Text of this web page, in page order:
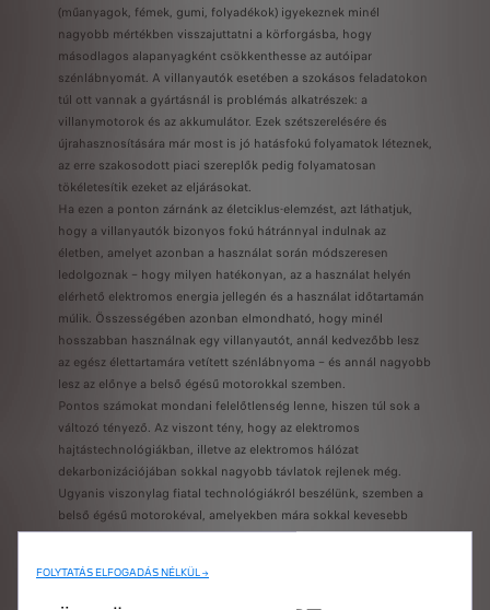
(műanyagok, fémek, gumi, folyadékok) igyekeznek minél
nagyobb mértékben visszajuttatni a körforgásba, hogy
másodlagos alapanyagként csökkenthesse az autóipar
szénlábnyomát. A villanyautók esetében a szokásos feladatokon
túl ott vannak a gyártásnál is problémás alkatrészek: a
villanymotorok és az akkumulátor. Ezek szétszerelésére és
újrahasznosítására már most is jó hatásfokú folyamatok léteznek,
az erre szakosodott piaci szereplők pedig folyamatosan
tökéletesítik ezeket az eljárásokat.
Ha ezen a ponton zárnánk az életciklus-elemzést, azt láthatjuk,
hogy a villanyautók bizonyos fokú hátránnyal indulnak az
életben, amelyet azonban a használat során módszeresen
ledolgoznak – hogy milyen hatékonyan, az a használat helyén
elérhető elektromos energia jellegén és a használat időtartamán
múlik. Összességében azonban elmondható, hogy minél
hosszabban használnak egy villanyautót, annál kedvezőbb lesz
az egész élettartamára vetített szénlábnyoma – és annál nagyobb
lesz az előnye a belső égésű motorokkal szemben.
Pontos számokat mondani felelőtlenség lenne, hiszen túl sok a
változó tényező. Az viszont tény, hogy az elektromos
hajtástechnológiákban, illetve az elektromos hálózat
dekarbonizációjában sokkal nagyobb távlatok rejlenek még.
Ugyanis viszonylag fiatal technológiákról beszélünk, szemben a
belső égésű motorokéval, amelyekben mára sokkal kevesebb
fejlesztési tartalék maradt. Ha úgy nézzük, a benzin- és
villanymotoros-akkumulátoros hajtásláncok, amelyeket ezzel
FOLYTATÁS ELFOGADÁS NÉLKÜL →